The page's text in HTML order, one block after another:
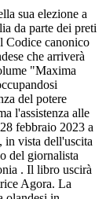
sua elezione a
da parte dei preti
Codice canonico
che arriverà
"Maxima
del potere
l'assistenza alle
febbraio 2023 a
in vista dell'uscita
del giornalista
. Il libro uscirà
Agora. La